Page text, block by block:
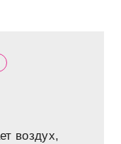
воздух,